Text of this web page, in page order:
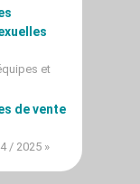
et
de vente
/ 2025 »